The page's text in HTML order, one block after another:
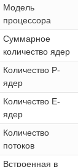
Модель
процессора
Суммарное
количество ядер
Количество P-
ядер
Количество E-
ядер
Количество
потоков
Встроенная в